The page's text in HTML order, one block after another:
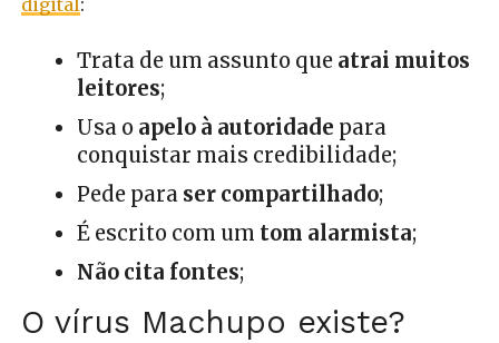
digital:
Trata de um assunto que atrai muitos
leitores;
Usa o apelo à autoridade para
conquistar mais credibilidade;
Pede para ser compartilhado;
É escrito com um tom alarmista;
Não cita fontes;
O vírus Machupo existe?